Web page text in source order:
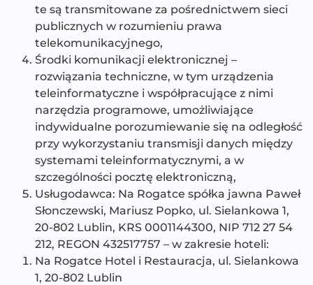
te są transmitowane za pośrednictwem sieci
publicznych w rozumieniu prawa
telekomunikacyjnego,
Środki komunikacji elektronicznej –
rozwiązania techniczne, w tym urządzenia
teleinformatyczne i współpracujące z nimi
narzędzia programowe, umożliwiające
indywidualne porozumiewanie się na odległość
przy wykorzystaniu transmisji danych między
systemami teleinformatycznymi, a w
szczególności pocztę elektroniczną,
Usługodawca: Na Rogatce spółka jawna Paweł
Słonczewski, Mariusz Popko, ul. Sielankowa 1,
20-802 Lublin, KRS 0001144300, NIP 712 27 54
212, REGON 432517757 – w zakresie hoteli:
Na Rogatce Hotel i Restauracja, ul. Sielankowa
1, 20-802 Lublin